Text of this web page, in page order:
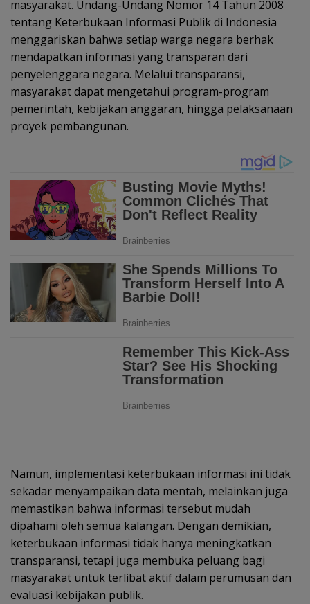
masyarakat. Undang-Undang Nomor 14 Tahun 2008
tentang Keterbukaan Informasi Publik di Indonesia
menggariskan bahwa setiap warga negara berhak
mendapatkan informasi yang transparan dari
penyelenggara negara. Melalui transparansi,
masyarakat dapat mengetahui program-program
pemerintah, kebijakan anggaran, hingga pelaksanaan
proyek pembangunan.
Namun, implementasi keterbukaan informasi ini tidak
sekadar menyampaikan data mentah, melainkan juga
memastikan bahwa informasi tersebut mudah
dipahami oleh semua kalangan. Dengan demikian,
keterbukaan informasi tidak hanya meningkatkan
transparansi, tetapi juga membuka peluang bagi
masyarakat untuk terlibat aktif dalam perumusan dan
evaluasi kebijakan publik.